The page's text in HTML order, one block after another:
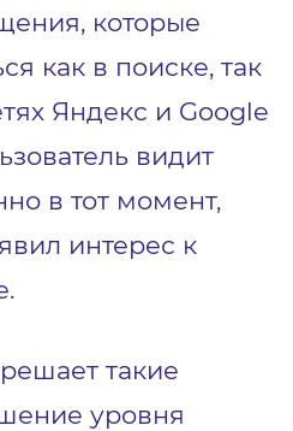
которые
как в поиске, так
Яндекс и Google
видит
в тот момент,
интерес к
такие
уровня